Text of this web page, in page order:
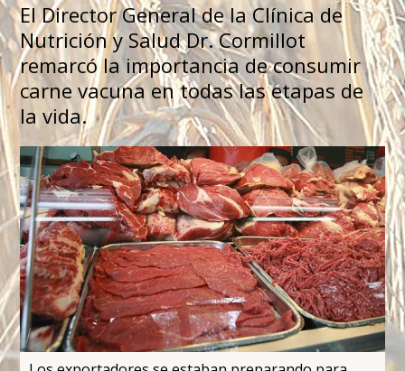
El Director General de la Clínica de
Nutrición y Salud Dr. Cormillot
remarcó la importancia de consumir
carne vacuna en todas las etapas de
la vida.